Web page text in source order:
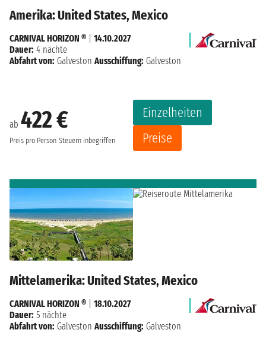
Amerika: United States, Mexico
ab 422 €
Preis pro Person Steuern inbegriffen
Einzelheiten
Preise
CARNIVAL HORIZON ®
14.10.2027
Dauer: 4 nächte
Abfahrt von: Galveston Ausschiffung: Galveston
Mittelamerika: United States, Mexico
CARNIVAL HORIZON ®
18.10.2027
Dauer: 5 nächte
Abfahrt von: Galveston Ausschiffung: Galveston